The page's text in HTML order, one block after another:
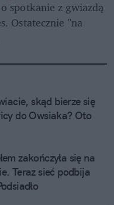
spotkanie z gwiazdą
Ostatecznie "na
skąd bierze się
do Owsiaka? Oto
zakończyła się na
Teraz sieć podbija